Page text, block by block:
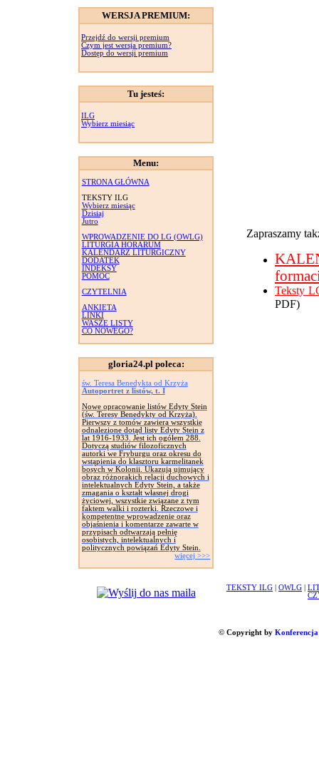
WERSJA PREMIUM:
Przejdź do wersji premium
Czym jest wersja premium?
Dostęp do wersji premium
Tu jesteś:
ILG
Wybierz miesiąc
Menu:
STRONA GŁÓWNA
TEKSTY ILG
Wybierz miesiąc
Dzisiaj
Jutro
WPROWADZENIE DO LG (OWLG)
LITURGIA HORARUM
KALENDARZ LITURGICZNY
DODATEK
INDEKSY
POMOC
CZYTELNIA
ANKIETA
LINKI
WASZE LISTY
CO NOWEGO?
gloria24.pl poleca:
św. Teresa Benedykta od Krzyża
Autoportret z listów, t. I
Nowe opracowanie listów Edyty Stein
(św. Teresy Benedykty od Krzyża).
Pierwszy z tomów zawiera wszystkie
odnalezione dotąd listy Edyty Stein z
lat 1916-1933. Jest ich ogółem 288.
Dotyczą studiów filozoficznych
autorki we Fryburgu oraz okresu do
wstąpienia do klasztoru karmelitanek
bosych w Kolonii. Ukazują ujmujący
obraz różnorakich relacji duchowych i
intelektualnych Edyty Stein, a także
zmagania o kształt własnej drogi
życiowej, wszystkie związane z tym
faktem walki i rozterki. Rzeczowe i
kompetentne wprowadzenie oraz
objaśnienia i komentarze zawarte w
przypisach odtwarzają pełnię
osobistych, intelektualnych i
politycznych powiązań Edyty Stein.
więcej >>>
Zapraszamy
Teksty
PDF)
TEKSTY ILG OWLG
© Copyright by Konferencja